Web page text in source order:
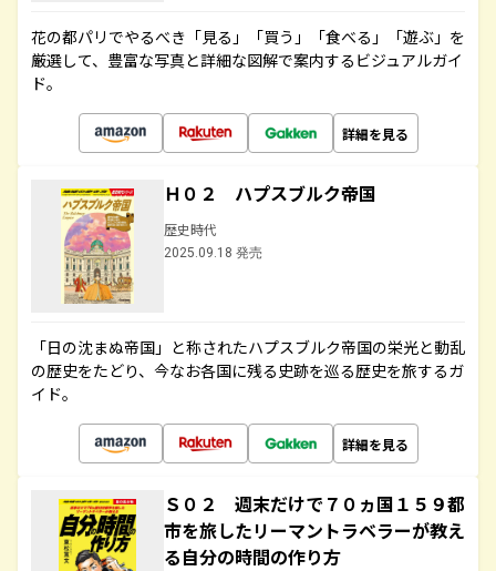
花の都パリでやるべき「見る」「買う」「食べる」「遊ぶ」を
厳選して、豊富な写真と詳細な図解で案内するビジュアルガイ
ド。
詳細を見る
Ｈ０２ ハプスブルク帝国
歴史時代
2025.09.18 発売
「日の沈まぬ帝国」と称されたハプスブルク帝国の栄光と動乱
の歴史をたどり、今なお各国に残る史跡を巡る歴史を旅するガ
イド。
詳細を見る
Ｓ０２ 週末だけで７０ヵ国１５９都
市を旅したリーマントラベラーが教え
る自分の時間の作り方